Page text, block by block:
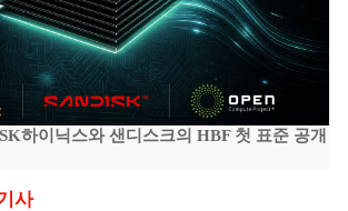
하이닉스와 샌디스크의 HBF 첫 표준 공개
사